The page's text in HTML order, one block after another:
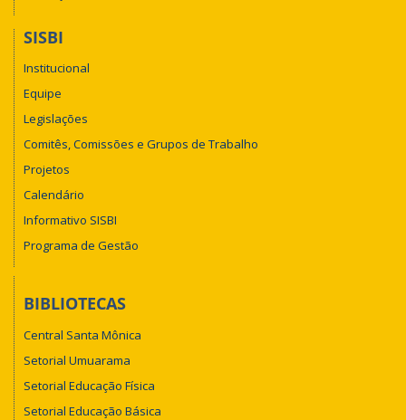
SISBI
Institucional
Equipe
Legislações
Comitês, Comissões e Grupos de Trabalho
Projetos
Calendário
Informativo SISBI
Programa de Gestão
BIBLIOTECAS
Central Santa Mônica
Setorial Umuarama
Setorial Educação Física
Setorial Educação Básica